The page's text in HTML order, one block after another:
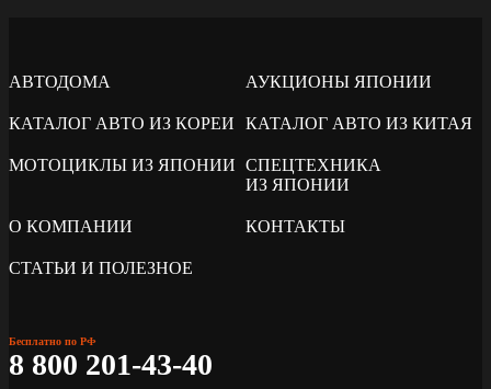
АВТОДОМА АУКЦИОНЫ ЯПОНИИ
КАТАЛОГ АВТО ИЗ КОРЕИ КАТАЛОГ АВТО ИЗ КИТАЯ
МОТОЦИКЛЫ ИЗ ЯПОНИИ СПЕЦТЕХНИКА
ИЗ ЯПОНИИ
О КОМПАНИИ КОНТАКТЫ
СТАТЬИ И ПОЛЕЗНОЕ
Бесплатно по РФ
8 800 201-43-40